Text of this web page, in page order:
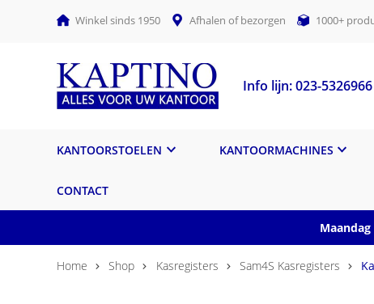
Winkel sinds 1950 Afhalen of bezorgen 1000+
Info lijn: 023-5326966
KANTOORSTOELEN KANTOORMACHINES
CONTACT
Home Shop Kasregisters Sam4S Kasregisters